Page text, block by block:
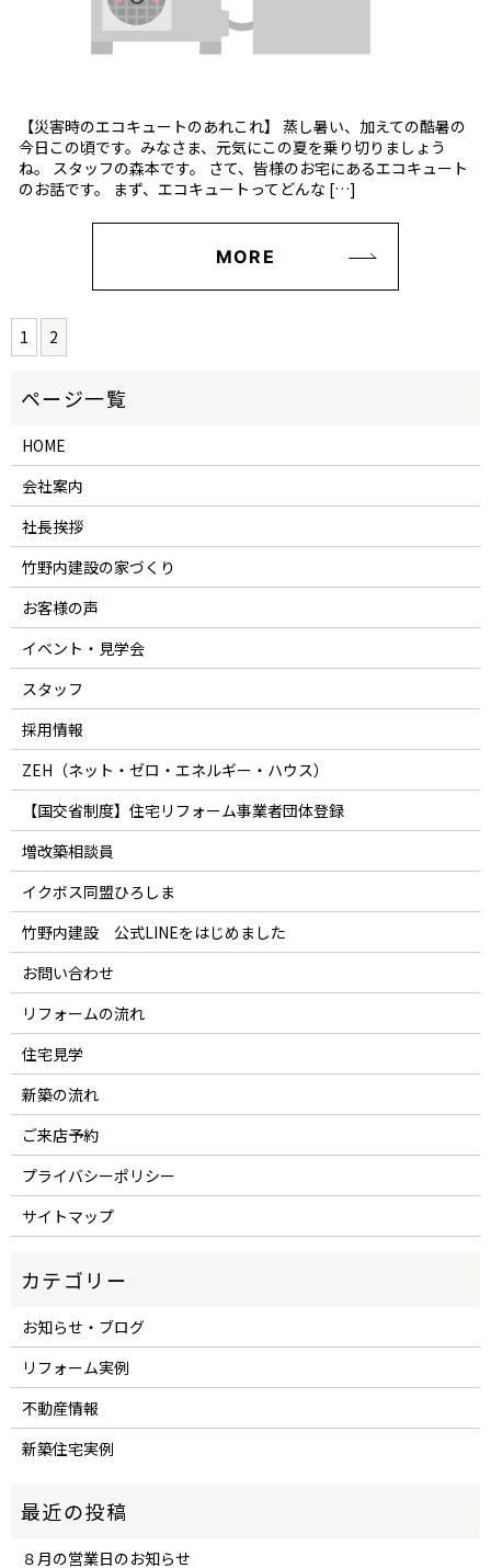
【災害時のエコキュートのあれこれ】 蒸し暑い、加えての酷暑の
今日この頃です。みなさま、元気にこの夏を乗り切りましょう
ね。 スタッフの森本です。 さて、皆様のお宅にあるエコキュート
のお話です。 まず、エコキュートってどんな […]
MORE
1 2
HOME
会社案内
社長挨拶
竹野内建設の家づくり
お客様の声
イベント・見学会
スタッフ
採用情報
ZEH（ネット・ゼロ・エネルギー・ハウス）
【国交省制度】住宅リフォーム事業者団体登録
増改築相談員
イクボス同盟ひろしま
竹野内建設 公式LINEをはじめました
お問い合わせ
リフォームの流れ
住宅見学
新築の流れ
ご来店予約
プライバシーポリシー
サイトマップ
お知らせ・ブログ
リフォーム実例
不動産情報
新築住宅実例
８月の営業日のお知らせ